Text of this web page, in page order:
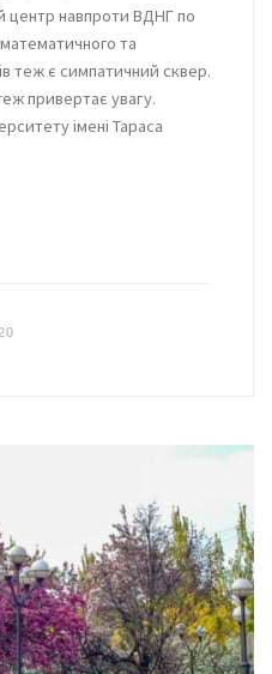
центр навпроти ВДНГ по
математичного та
теж є симпатичний сквер.
привертає увагу.
імені Тараса